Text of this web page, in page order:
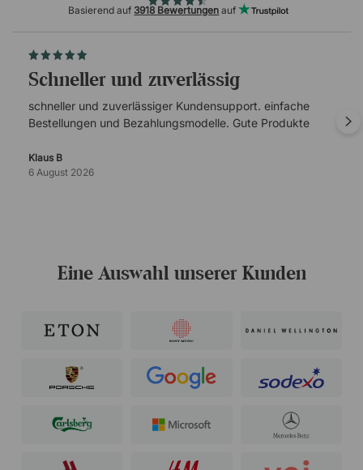
Basierend auf 3918 Bewertungen auf
schneller und zuverlässig
schneller und zuverlässiger Kundensupport. einfache
Bestellungen und Bezahlungsmodelle. Gute Produkte
Klaus B
6 August 2026
Eine Auswahl unserer Kunden